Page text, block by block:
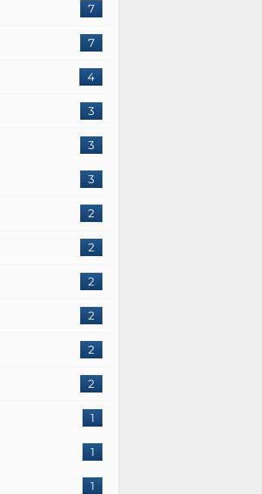
7
7
4
3
3
3
2
2
2
2
2
2
1
1
1